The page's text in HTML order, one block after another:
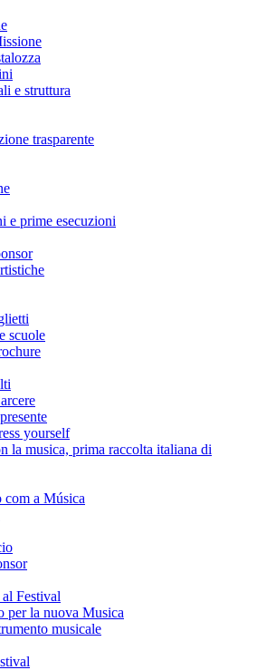
e struttura
trasparente
e prime esecuzioni
scuole
yourself
la musica, prima raccolta italiana di
com a Música
Festival
per la nuova Musica
musicale